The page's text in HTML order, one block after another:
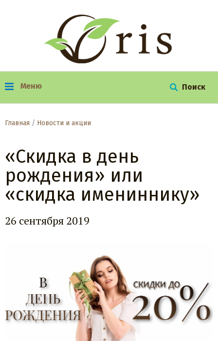
Меню
Главная / Новости и акции
«Скидка в день
рождения» или
«скидка имениннику»
26 сентября 2019